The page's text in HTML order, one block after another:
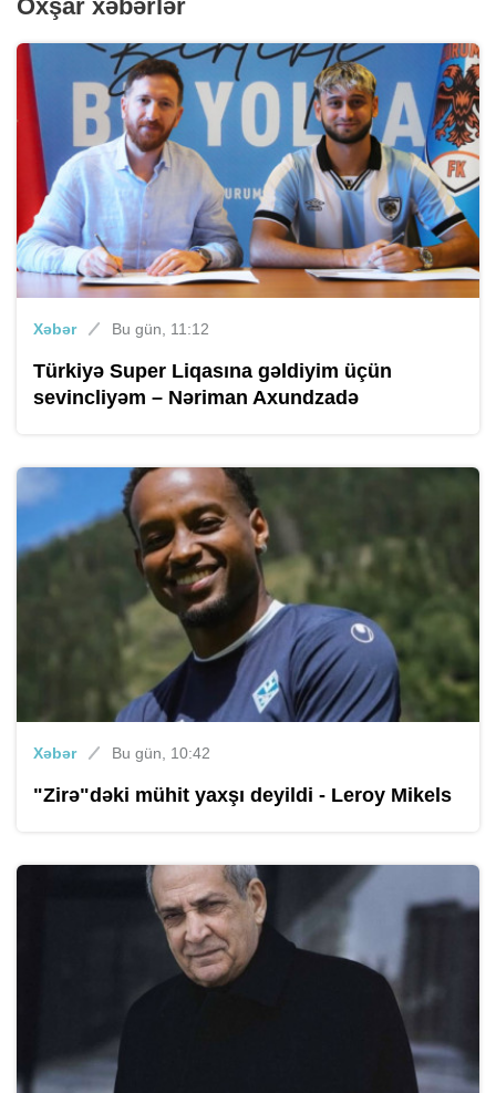
Oxşar xəbərlər
Xəbər Bu gün, 11:12
Türkiyə Super Liqasına gəldiyim üçün
sevincliyəm – Nəriman Axundzadə
Xəbər Bu gün, 10:42
"Zirə"dəki mühit yaxşı deyildi - Leroy Mikels